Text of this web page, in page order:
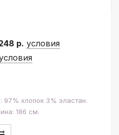
р. условия
97% хлопок 3% эластан.
186 см.